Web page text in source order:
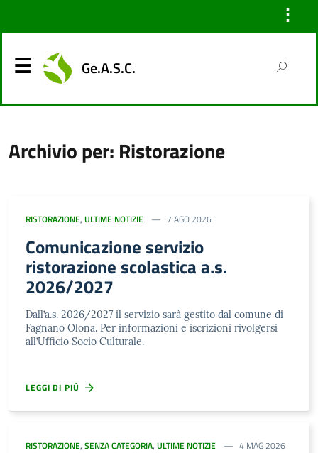
⋮
Ge.A.S.C.
Archivio per: Ristorazione
RISTORAZIONE, ULTIME NOTIZIE 7 AGO 2026
Comunicazione servizio
ristorazione scolastica a.s.
2026/2027
Dall’a.s. 2026/2027 il servizio sarà gestito dal comune di
Fagnano Olona. Per informazioni e iscrizioni rivolgersi
all’Ufficio Socio Culturale.
LEGGI DI PIÙ
RISTORAZIONE, SENZA CATEGORIA, ULTIME NOTIZIE 4 MAG 2026